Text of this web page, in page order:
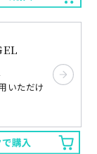
いただけ